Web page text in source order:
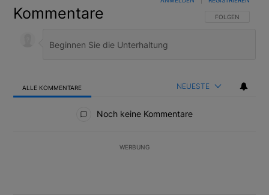
Kommentare FOLGE DIESER
FOLGEN
ALLE KOMMENTARE NEUESTE
Noch keine Kommentare
WERBUNG